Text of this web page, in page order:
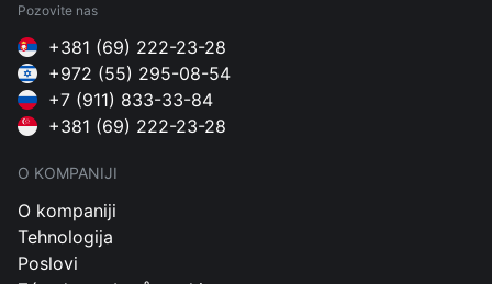
Pozovite nas
+381 (69) 222-23-28
+972 (55) 295-08-54
+7 (911) 833-33-84
+381 (69) 222-23-28
O KOMPANIJI
O kompaniji
Tehnologija
Poslovi